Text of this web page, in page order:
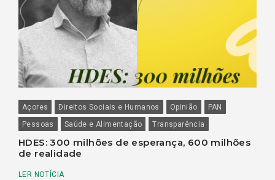
Açores Direitos Sociais e Humanos Opinião
PAN
Pessoas
Saúde e Alimentação Transparência
HDES: 300 milhões de esperança, 600 milhões
de realidade
LER NOTÍCIA